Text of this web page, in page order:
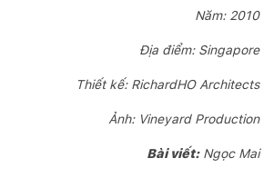
Năm: 2010
Địa điểm: Singapore
Thiết kế: RichardHO Architects
Ảnh: Vineyard Production
Bài viết:Ngọc Mai